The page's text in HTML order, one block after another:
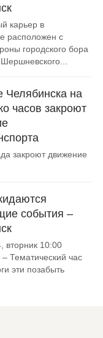
карьер в
расположен с
городского бора
Челябинска на
часов закроют
закроют движение
события –
вторник 10:00
Тематический час
эти позабыть